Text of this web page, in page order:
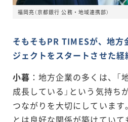
福岡亮（京都銀行 公務・地域連携部）
そもそもPR TIMESが、地方
ジェクトをスタートさせた経
小暮 ：地方企業の多くは、「
成長している」という気持ち
つながりを大切にしていま
とは良好な関係が築けてい